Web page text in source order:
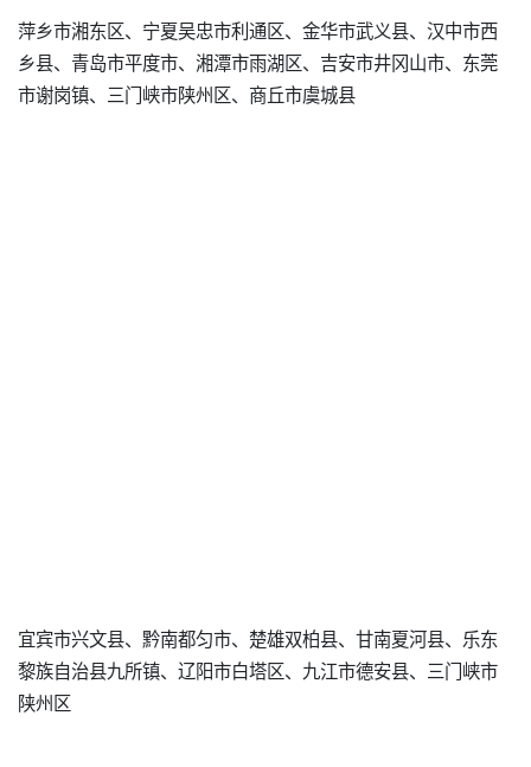
萍乡市湘东区、宁夏吴忠市利通区、金华市武义县、汉中市西
乡县、青岛市平度市、湘潭市雨湖区、吉安市井冈山市、东莞
市谢岗镇、三门峡市陕州区、商丘市虞城县
宜宾市兴文县、黔南都匀市、楚雄双柏县、甘南夏河县、乐东
黎族自治县九所镇、辽阳市白塔区、九江市德安县、三门峡市
陕州区